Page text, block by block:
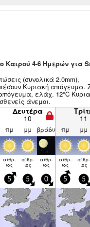
Καιρού 4-6 Ημερών για
(συνολικά 2.0mm),
Κυριακή απόγευμα.
ελάχ. 12°C
άνεμοι.
Δευτέρα
10 11
πμ μμ βράδυ πμ μμ
αίθρ­
ιος
αίθρ­
ιος
αίθρ­
ιος
αίθρ­
ιος
αίθρ­
ιος
5 5 0 5 5